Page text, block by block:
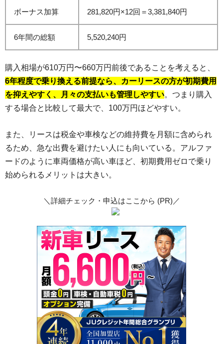
ボーナス加算 281,820円×12回＝3,381,840円
6年間の総額 5,520,240円
購入相場が610万円〜660万円前後であることを考えると、
6年程度で乗り換える前提なら、カーリースの方が初期費用
を抑えやすく、月々の支払いも管理しやすい。つまり購入
する場合と比較して最大で、100万円ほどやすい。
また、リースは税金や車検などの維持費を月額に含められ
るため、急な出費を避けたい人にも向いている。アルファ
ードのように車両価格が高い車ほど、初期費用ゼロで乗り
始められるメリットは大きい。
＼詳細チェック・申込はここから (PR)／